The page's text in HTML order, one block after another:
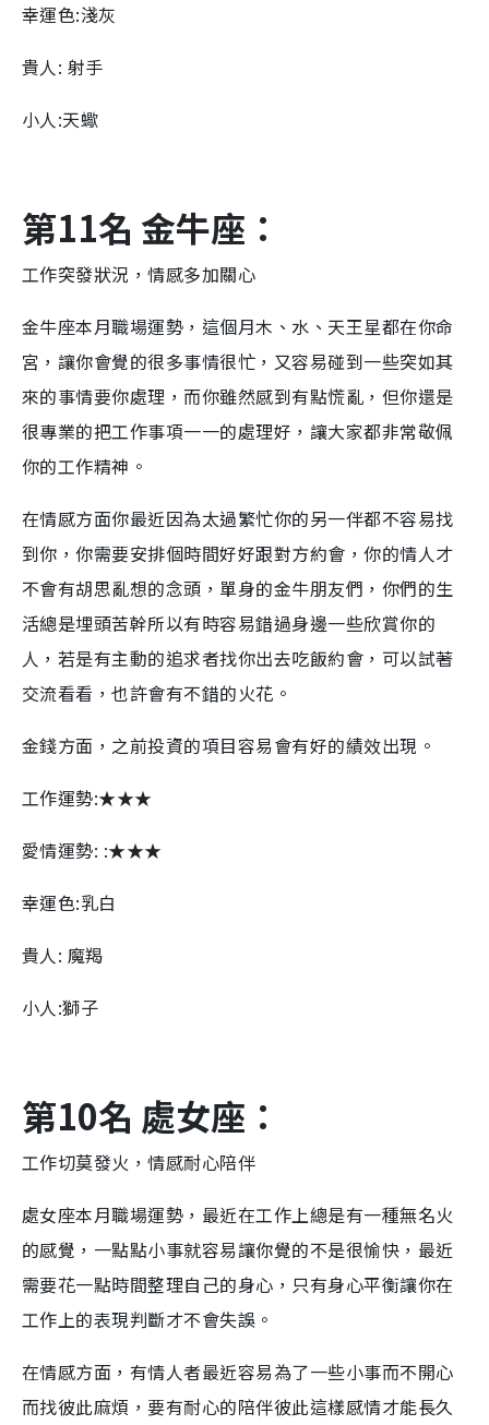
幸運色:淺灰
貴人: 射手
小人:天蠍
第11名 金牛座：
工作突發狀況，情感多加關心
金牛座本月職場運勢，這個月木、水、天王星都在你命
宮，讓你會覺的很多事情很忙，又容易碰到一些突如其
來的事情要你處理，而你雖然感到有點慌亂，但你還是
很專業的把工作事項一一的處理好，讓大家都非常敬佩
你的工作精神。
在情感方面你最近因為太過繁忙你的另一伴都不容易找
到你，你需要安排個時間好好跟對方約會，你的情人才
不會有胡思亂想的念頭，單身的金牛朋友們，你們的生
活總是埋頭苦幹所以有時容易錯過身邊一些欣賞你的
人，若是有主動的追求者找你出去吃飯約會，可以試著
交流看看，也許會有不錯的火花。
金錢方面，之前投資的項目容易會有好的績效出現。
工作運勢:★★★
愛情運勢: :★★★
幸運色:乳白
貴人: 魔羯
小人:獅子
第10名 處女座：
工作切莫發火，情感耐心陪伴
處女座本月職場運勢，最近在工作上總是有一種無名火
的感覺，一點點小事就容易讓你覺的不是很愉快，最近
需要花一點時間整理自己的身心，只有身心平衡讓你在
工作上的表現判斷才不會失誤。
在情感方面，有情人者最近容易為了一些小事而不開心
而找彼此麻煩，要有耐心的陪伴彼此這樣感情才能長久